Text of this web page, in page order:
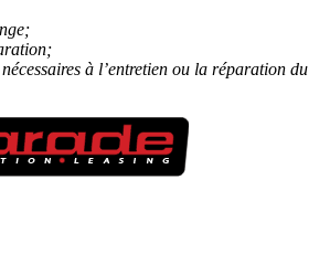
à l’entretien ou la réparation du